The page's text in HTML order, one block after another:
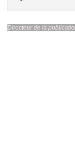
Directeur de la